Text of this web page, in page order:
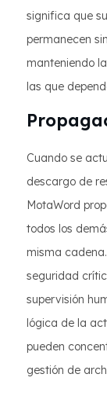
significa que
permanecen
manteniendo
las que
Cuando se
descargo de
MotaWord
todos los
misma
seguridad
supervisión
lógica de la
pueden
gestión de